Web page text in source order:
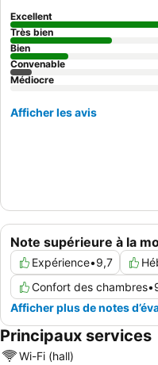
Note supérieure à la
Expérience•9,7
Confort des chambres•
Afficher plus de notes
Excellent
Très bien
Bien
Convenable
Médiocre
Afficher les avis
Principaux services
Wi-Fi (hall)